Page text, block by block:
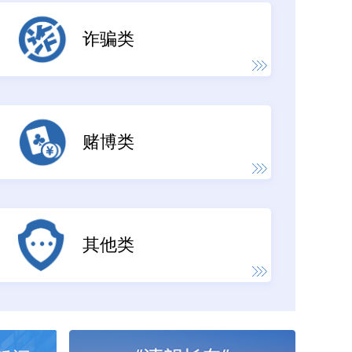
诈骗类
赌博类
其他类